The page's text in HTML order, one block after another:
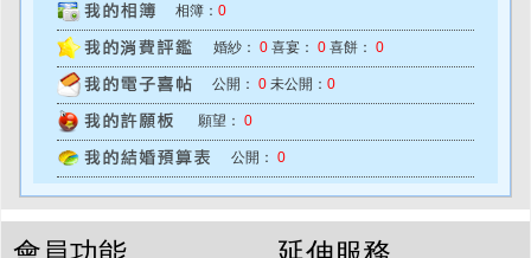
相簿： 0
婚紗： 0 喜宴： 0 喜餅： 0
公開： 0 未公開： 0
願望： 0
公開： 0